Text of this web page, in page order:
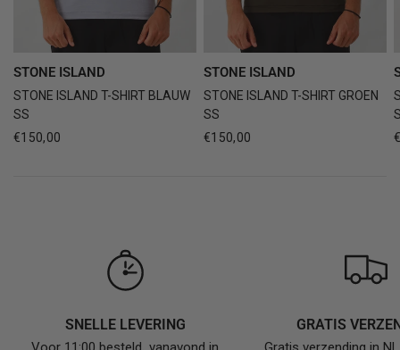
STONE ISLAND
STONE ISLAND T-SHIRT BLAUW
SS
€150,00
STONE ISLAND
STONE ISLAND T-SHIRT GROEN
SS
€150,00
SNELLE LEVERING GRATIS